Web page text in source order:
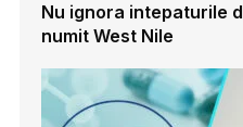
Nu ignora intepaturile
numit West Nile